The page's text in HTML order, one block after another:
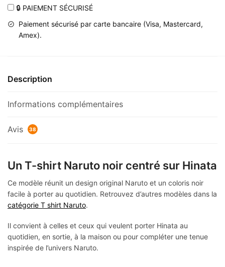
🔒 PAIEMENT SÉCURISÉ
Paiement sécurisé par carte bancaire (Visa, Mastercard,
Amex).
Description
Informations complémentaires
Avis 38
Un T-shirt Naruto noir centré sur Hinata
Ce modèle réunit un design original Naruto et un coloris noir
facile à porter au quotidien. Retrouvez d’autres modèles dans la
catégorie T shirt Naruto.
Il convient à celles et ceux qui veulent porter Hinata au
quotidien, en sortie, à la maison ou pour compléter une tenue
inspirée de l’univers Naruto.